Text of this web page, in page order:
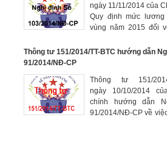
ngày 11/11/2014 của
Quy định mức lương
vùng năm 2015 đối
nghiệp, cơ quan có
Thông tư 151/2014/TT-BTC hướng dẫn
91/2014/NĐ-CP
Thông tư 151/
ngày 10/10/2014
chính hướng dẫn
91/2014/NĐ-CP về